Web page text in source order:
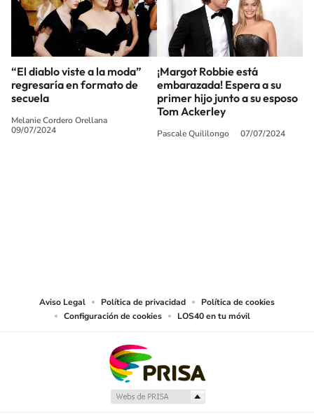
“El diablo viste a la moda”
regresaría en formato de
secuela
Melanie Cordero Orellana
09/07/2024
¡Margot Robbie está
embarazada! Espera a su
primer hijo junto a su esposo
Tom Ackerley
Pascale Quililongo 07/07/2024
Aviso Legal Política de privacidad
Política de cookies
Configuración de cookies
LOS40 en tu móvil